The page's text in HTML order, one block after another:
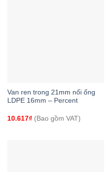
Van ren trong 21mm nối ống
LDPE 16mm – Percent
10.617₫(Bao gồm VAT)